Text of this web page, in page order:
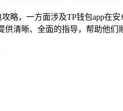
略，一方面涉及TP钱包app
清晰、全面的指导，帮助他